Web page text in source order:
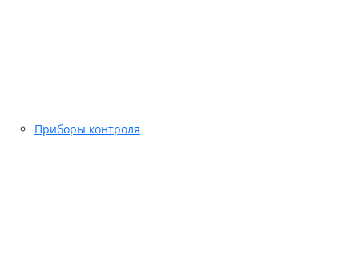
Приборы контроля